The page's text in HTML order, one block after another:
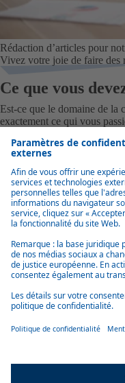
Rédaction d’articles pour
Vivez votre joie de faire des
Ce que vous
Est-ce que le domaine de la
exactement ce qui vous
Découvrez ici quels sont
réussie.